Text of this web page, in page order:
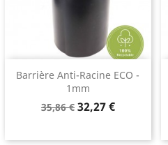
Barrière Anti-Racine ECO -
1mm
Prix
35,86 € Prix
32,27 €